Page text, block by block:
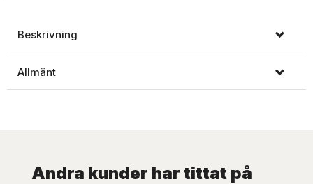
Beskrivning
Allmänt
Andra kunder har tittat på